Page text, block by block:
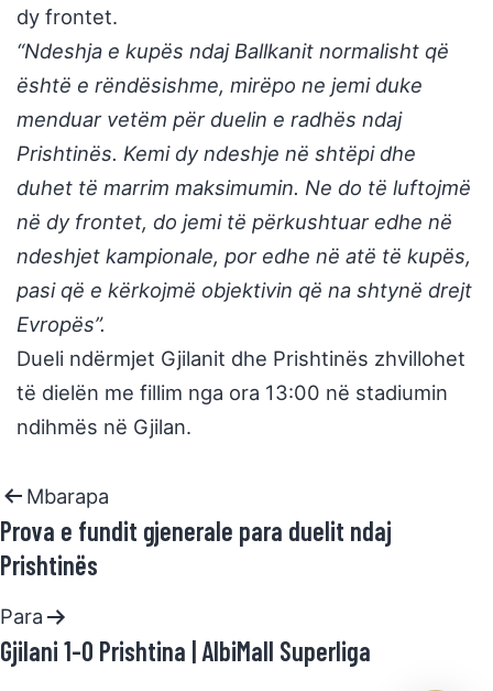
dy frontet.
“Ndeshja e kupës ndaj Ballkanit normalisht që
është e rëndësishme, mirëpo ne jemi duke
menduar vetëm për duelin e radhës ndaj
Prishtinës. Kemi dy ndeshje në shtëpi dhe
duhet të marrim maksimumin. Ne do të luftojmë
në dy frontet, do jemi të përkushtuar edhe në
ndeshjet kampionale, por edhe në atë të kupës,
pasi që e kërkojmë objektivin që na shtynë drejt
Evropës”.
Dueli ndërmjet Gjilanit dhe Prishtinës zhvillohet
të dielën me fillim nga ora 13:00 në stadiumin
ndihmës në Gjilan.
Mbarapa
Prova e fundit gjenerale para duelit ndaj
Prishtinës
Para
Gjilani 1-0 Prishtina | AlbiMall Superliga